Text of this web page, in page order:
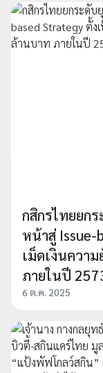
กสิกรไทยยก
หน้าสู่ Issue-
เม็ดเงินควา
ภายในปี
6 ต.ค. 2025